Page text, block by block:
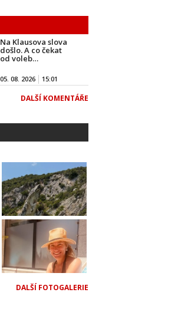
Na Klausova slova
došlo. A co čekat
od voleb…
05. 08. 2026 15:01
DALŠÍ KOMENTÁŘE
DALŠÍ FOTOGALERIE